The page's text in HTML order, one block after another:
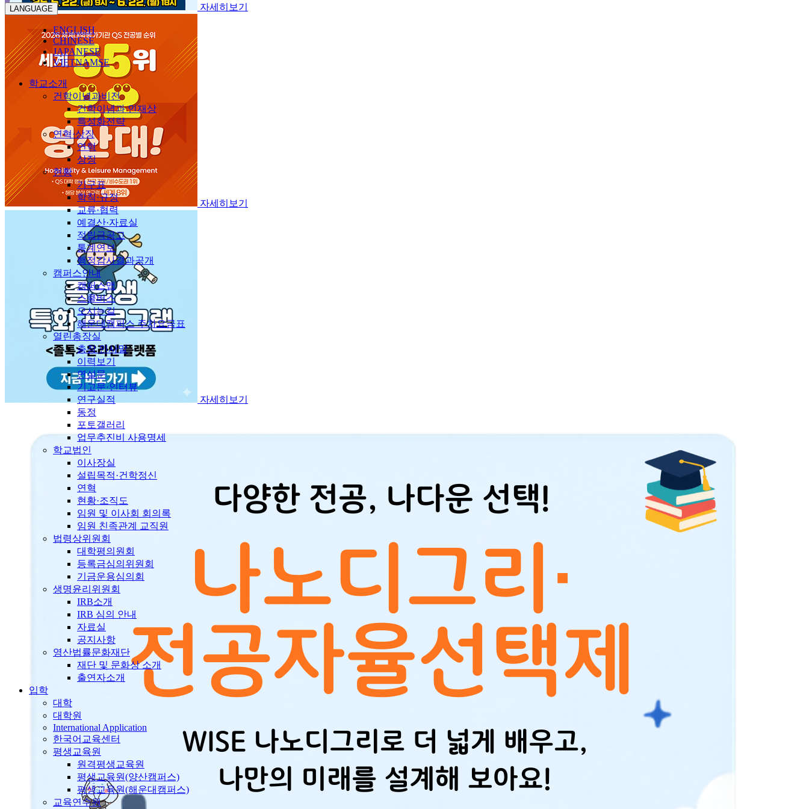
자세히보기
자세히보기
자세히보기
LANGUAGE
ENGLISH
CHINESE
JAPANESE
VIETNAMSE
학교소개
건학이념과비전
건학이념과 인재상
특성화전략
연혁·상징
연혁
상징
현황
기구표
학칙·규정
교류·협력
예결산·자료실
적립금공고
통계연보
행정감사결과공개
캠퍼스안내
캠퍼스맵
스쿨버스
오시는길
해운대캠퍼스 주차요금표
열린총장실
총장 인사말
이력보기
연설문
기고문·인터뷰
연구실적
동정
포토갤러리
업무추진비 사용명세
학교법인
이사장실
설립목적·건학정신
연혁
현황·조직도
임원 및 이사회 회의록
임원 친족관계 교직원
법령상위원회
대학평의원회
등록금심의위원회
기금운용심의회
생명윤리위원회
IRB소개
IRB 심의 안내
자료실
공지사항
영산법률문화재단
재단 및 문화상 소개
출연자소개
입학
대학
대학원
International Application
한국어교육센터
평생교육원
원격평생교육원
평생교육원(양산캠퍼스)
평생교육원(해운대캠퍼스)
교육연수원